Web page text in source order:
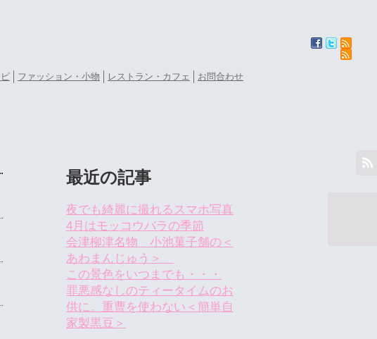
ファッション・小物 レストラン・カフェ お問合わせ
最近の記事
夜でも綺麗に撮れるスマホ写真
4月はモッコウバラの季節
会津柳津名物 小池菓子舗の＜
あわまんじゅう＞
この景色をいつまでも・・・
罪悪感なしのティータイムのお
供に。重曹を使わない＜簡単自
家製黒豆＞